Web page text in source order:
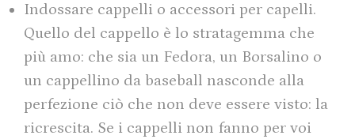
Indossare cappelli o accessori per capelli.
Quello del cappello è lo stratagemma che
più amo: che sia un Fedora, un Borsalino o
un cappellino da baseball nasconde alla
perfezione ciò che non deve essere visto: la
ricrescita. Se i cappelli non fanno per voi